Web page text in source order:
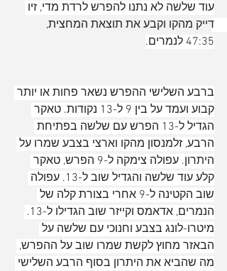
עוד שלשה לא נתנו להפרש לרדת מדי, זיו
דייק מהקו וקבע את תוצאת המחצית,
47:35 לנמרים.
ברבע השלישי ההפרש נשאר פחות או יותר
קבוע ועמד על בין 9 ל-13 נקודות. טאקר
הגדיל ל-13 הפרש עם שלשה בפתיחת
הרבע, זלמנסון מהקו וארצי בצבע שמרו על
היתרון. עפולה צימקה ל-9 הפרש, טאקר
קלע עוד שלשה והגדיל שוב ל-13. עפולה
שוב הקטינה ל-9 אחרי בצורת קלה של
הנמרים, אדאמס וקייזר שוב הגדילו ל-13.
מיטרו-לונג בצבע וחנוכי עם שלשה על
הבאזר מחוץ לקשת שמרו שוב על ההפרש,
מה שהביא את היתרון בסוף הרבע השלישי